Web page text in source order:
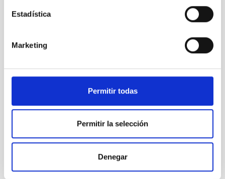
Estadística
Marketing
Permitir todas
Permitir la selección
Denegar
El vicepresidente de la Academia de Ciencias de
China y una delegación del NAOC visitan el IAC y los
Observatorios de Canarias